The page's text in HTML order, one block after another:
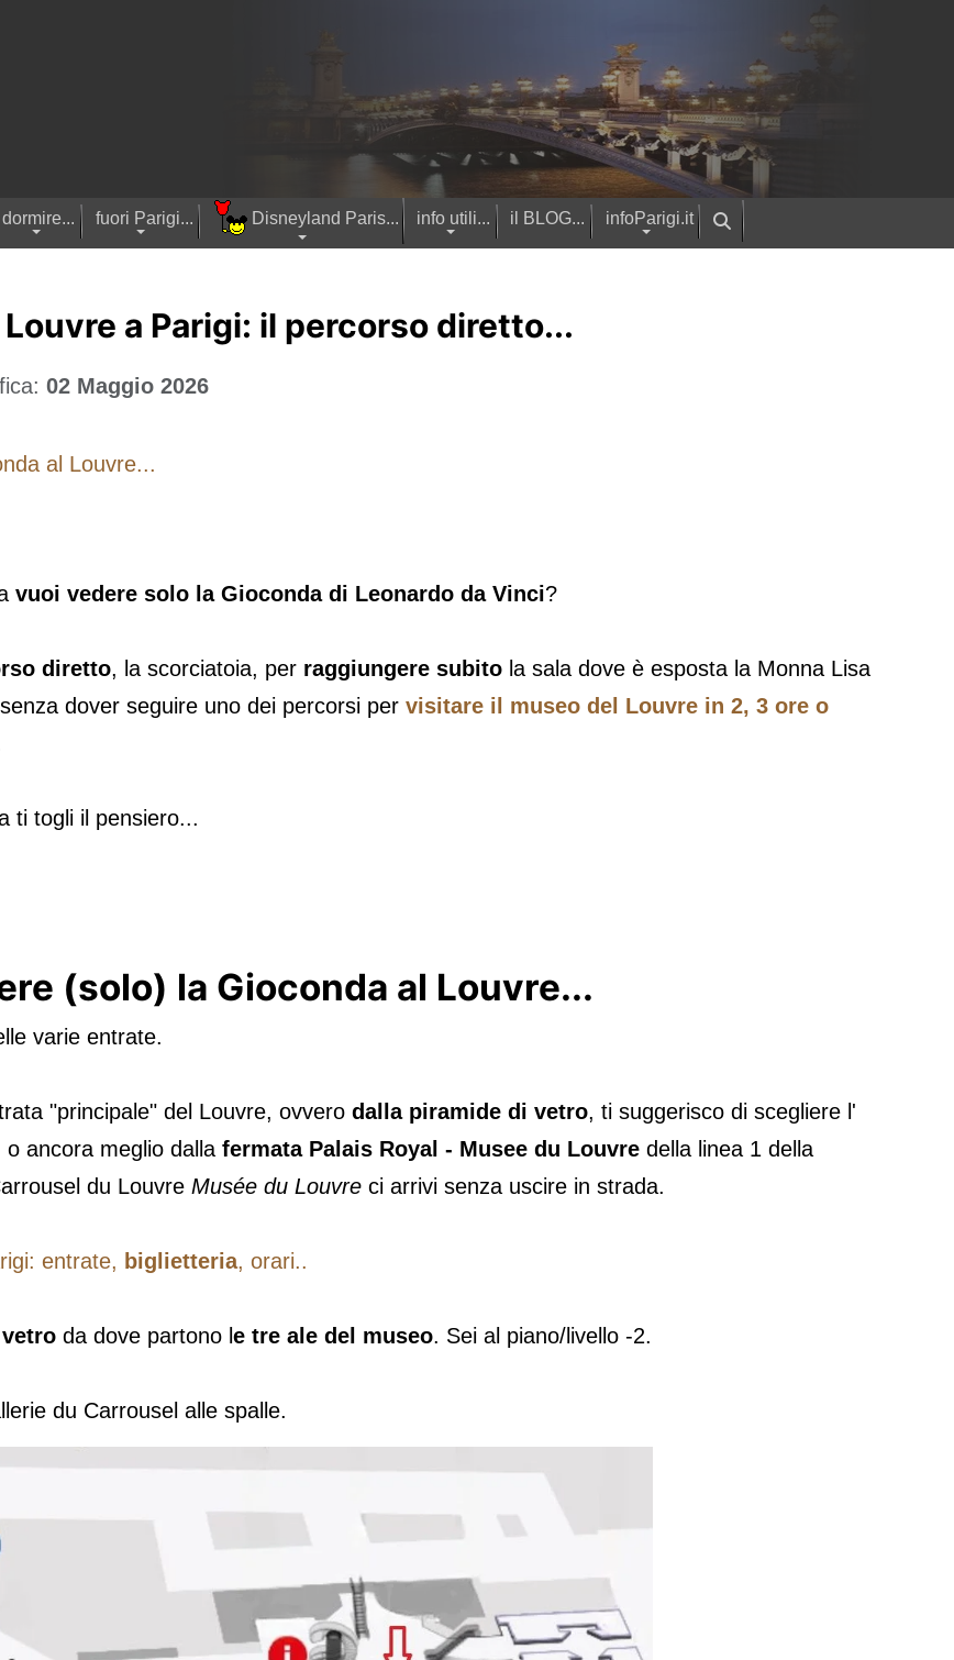
dormire... fuori Parigi... Disneyland Paris... info utili... il BLOG... infoParigi.it
a Parigi: il percorso diretto...
02 Maggio 2026
al Louvre...
vuoi vedere solo la Gioconda di Leonardo da Vinci?
diretto, la scorciatoia, per raggiungere subito la sala dove è esposta la Monna Lisa
dover seguire uno dei percorsi per visitare il museo del Louvre in 2, 3 ore o
ti togli il pensiero...
(solo) la Gioconda al Louvre...
varie entrate.
"principale" del Louvre, ovvero dalla piramide di vetro, ti suggerisco di scegliere l'
ancora meglio dalla fermata Palais Royal - Musee du Louvre della linea 1 della
du Louvre Musée du Louvre ci arrivi senza uscire in strada.
entrate, biglietteria, orari..
da dove partono l e tre ale del museo. Sei al piano/livello -2.
du Carrousel alle spalle.